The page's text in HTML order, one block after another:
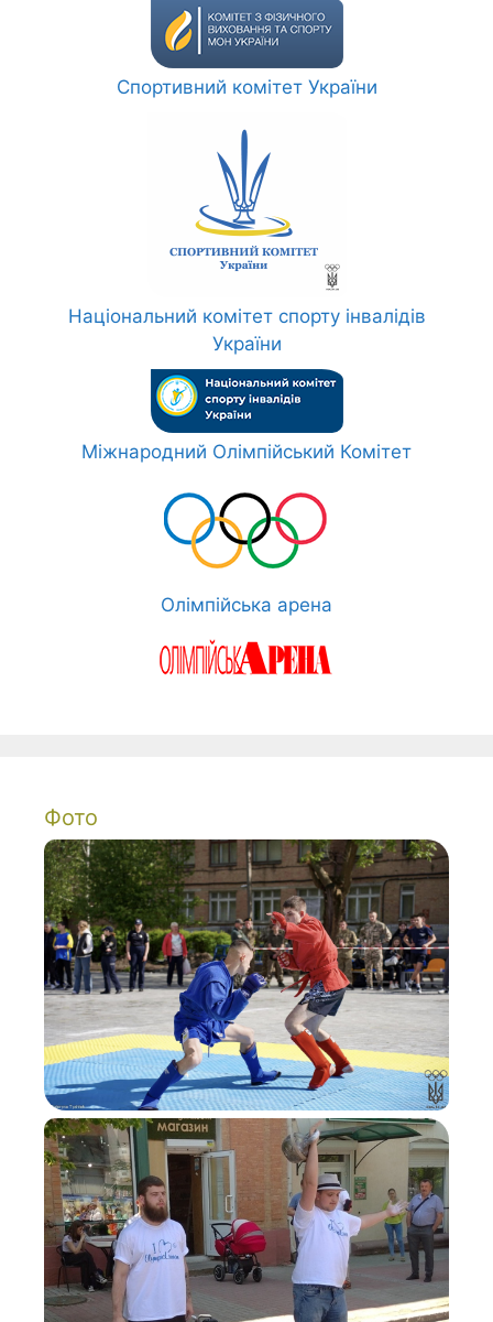
Спортивний комітет України
Національний комітет спорту інвалідів
України
Міжнародний Олімпійський Комітет
Олімпійська арена
Фото